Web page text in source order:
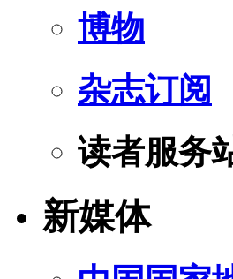
博物
杂志订阅
读者服务
新媒体